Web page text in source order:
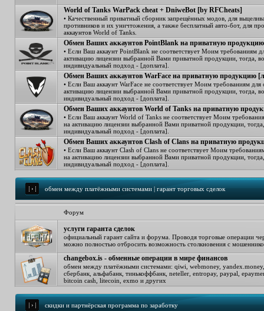
World of Tanks WarPack cheat + DniweBot [by RFCheats]
• Качественный приватный сборник запрещённых модов, для
противников и их уничтожения, а также бесплатный авто-бот, для
аккаунтов World of Tanks.
Обмен Ваших аккаунтов PointBlank на приватную
• Если Ваш аккаунт PointBlank не соответствует Моим требованиям
активацию лицензии выбранной Вами приватной продукции, тогда,
индивидуальный подход - [доплата].
Обмен Ваших аккаунтов WarFace на приватную продукцию
• Если Ваш аккаунт WarFace не соответствует Моим требованиям для
активацию лицензии выбранной Вами приватной продукции, тогда,
индивидуальный подход - [доплата].
Обмен Ваших аккаунтов World of Tanks на приватную
• Если Ваш аккаунт World of Tanks не соответствует Моим
на активацию лицензии выбранной Вами приватной продукции,
индивидуальный подход - [доплата].
Обмен Ваших аккаунтов Clash of Clans на приватную
• Если Ваш аккаунт Clash of Clans не соответствует Моим
на активацию лицензии выбранной Вами приватной продукции,
индивидуальный подход - [доплата].
обмен между платёжными системами | гарант торговых сделок
Форум
услуги гаранта сделок
официальный гарант сайта и форума. Проводя торговые операции
можно полностью отбросить возможность столкновения с
changebox.is - обменные операции в мире финансов
обмен между платёжными системами: qiwi, webmoney,
сбербанк, альфабанк, тинькоффбанк, neteller, entropay, paypal,
bitcoin cash, litecoin, exmo и других
скидки и партнёрская программа по заработку